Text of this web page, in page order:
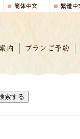
内 プランご予約
索する